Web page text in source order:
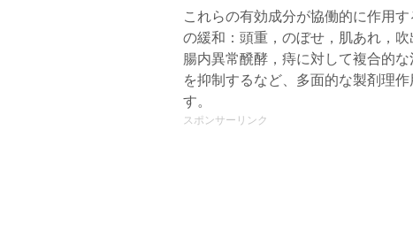
これらの有効成分が協働的に作用
の緩和：頭重，のぼせ，肌あれ，
腸内異常醗酵，痔に対して複合的
を抑制するなど、多面的な製剤理
す。
スポンサーリンク